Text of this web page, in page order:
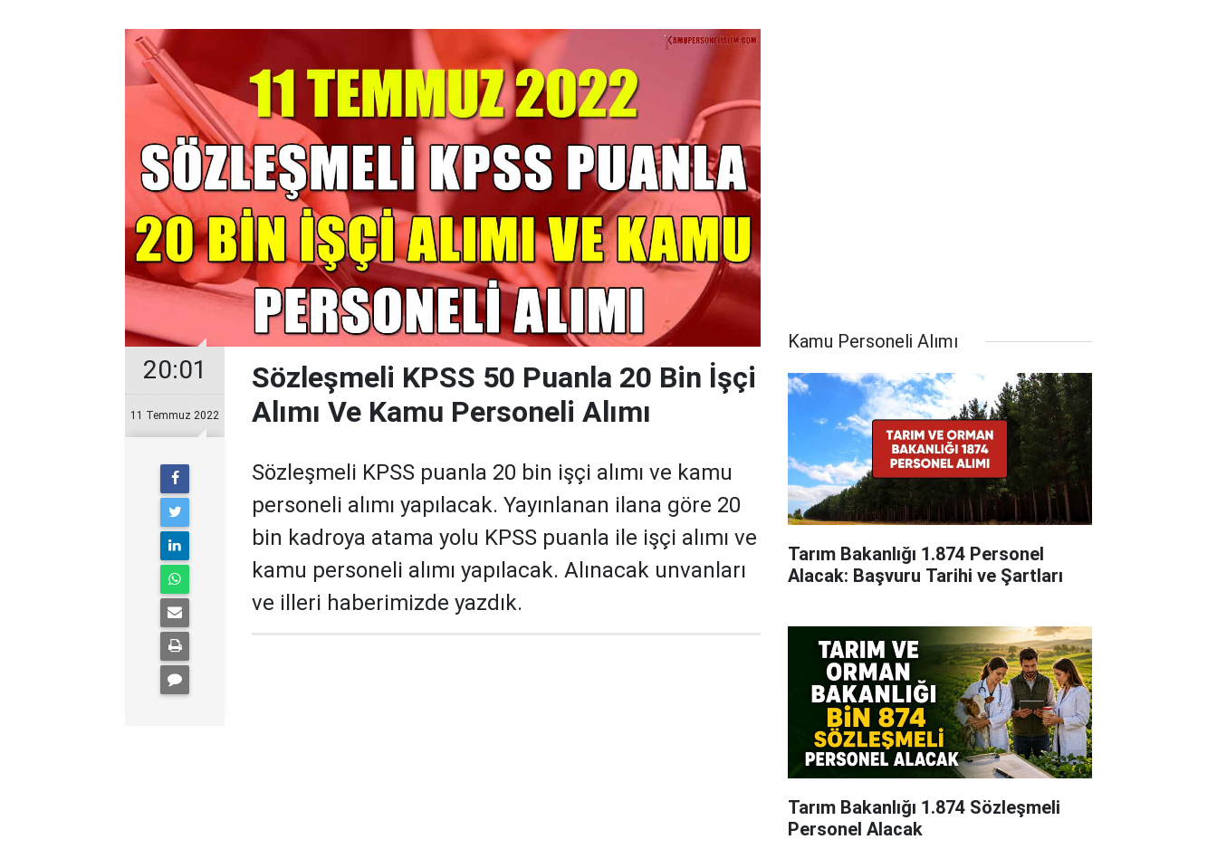
20:01
11 Temmuz 2022
Sözleşmeli KPSS 50 Puanla 20 Bin İşçi
Alımı Ve Kamu Personeli Alımı
Sözleşmeli KPSS puanla 20 bin işçi alımı ve kamu
personeli alımı yapılacak. Yayınlanan ilana göre 20
bin kadroya atama yolu KPSS puanla ile işçi alımı ve
kamu personeli alımı yapılacak. Alınacak unvanları
ve illeri haberimizde yazdık.
Kamu Personeli Alımı
Tarım Bakanlığı 1.874 Personel
Alacak: Başvuru Tarihi ve Şartları
Tarım Bakanlığı 1.874 Sözleşmeli
Personel Alacak